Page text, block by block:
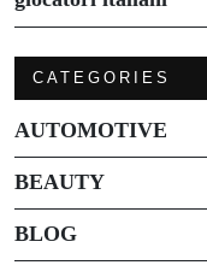
CATEGORIES
AUTOMOTIVE
BEAUTY
BLOG